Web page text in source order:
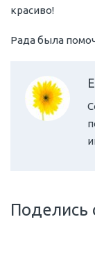
красиво!
Рада была
Поделись